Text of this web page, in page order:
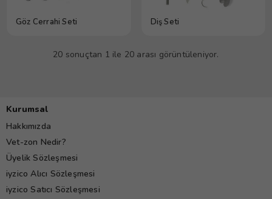
Göz Cerrahi Seti Diş Seti
20 sonuçtan 1 ile 20 arası görüntüleniyor.
Kurumsal
Hakkımızda
Vet-zon Nedir?
Üyelik Sözleşmesi
iyzico Alıcı Sözleşmesi
iyzico Satıcı Sözleşmesi